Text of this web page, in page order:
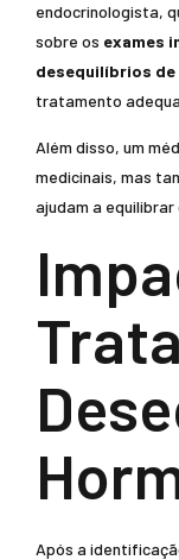
endocrinologista,
sobre os exames
desequilíbrios de
tratamento
Além disso, um
medicinais, mas
ajudam a equilibrar
Após a